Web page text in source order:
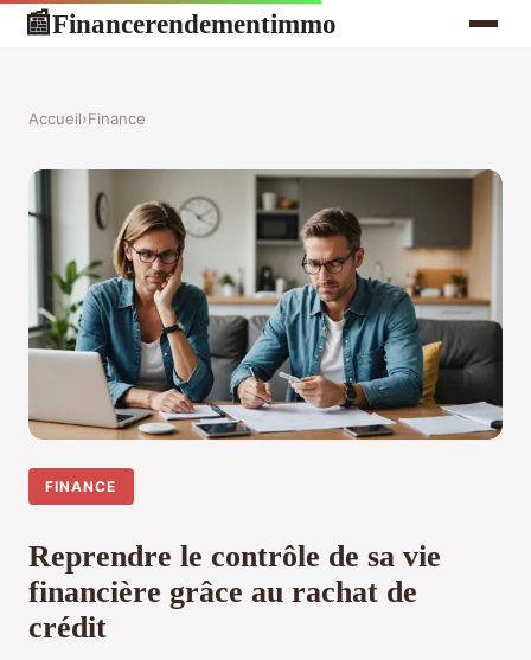
📰Financerendementimmo
Accueil›Finance
FINANCE
Reprendre le contrôle de sa vie
financière grâce au rachat de
crédit